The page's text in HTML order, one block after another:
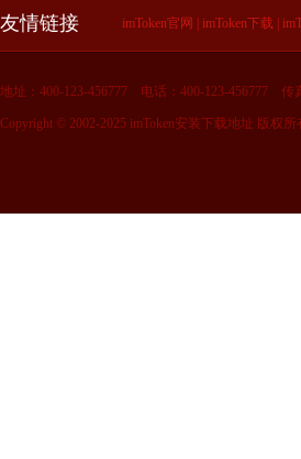
友情链接 imToken官网 imToken下载
地址：400-123-456777 电话：400-123-456777 传
Copyright © 2002-2025 imToken安装下载地址 版权所